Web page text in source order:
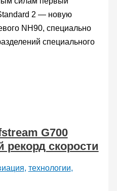
2 — новую
NH90, специально
специального
G700
скорости
, технологии,